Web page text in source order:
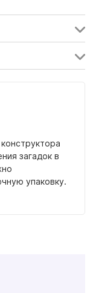
загадок в
упаковку.